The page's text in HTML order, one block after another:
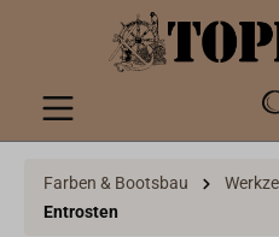
springen
Farben & Bootsbau
Entrosten